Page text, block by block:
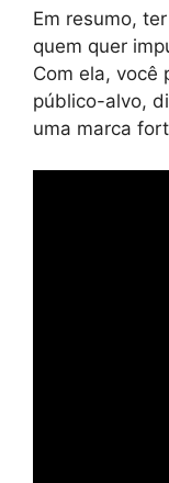
Em resumo,
quem quer
Com ela, você
público-alvo,
uma marca